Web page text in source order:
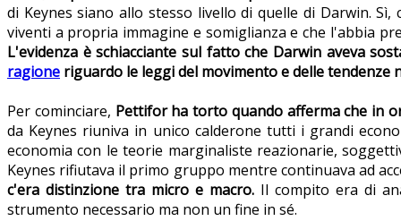
di Keynes siano allo stesso livello di quelle di Darwin.
viventi a propria immagine e somiglianza e che l'abbia
L'evidenza è schiacciante sul fatto che Darwin aveva
ragione riguardo le leggi del movimento e delle tendenze
Per cominciare, Pettifor ha torto quando afferma che in
da Keynes riuniva in unico calderone tutti i grandi
economia con le teorie marginaliste reazionarie,
Keynes rifiutava il primo gruppo mentre continuava ad
c'era distinzione tra micro e macro. Il compito era di
strumento necessario ma non un fine in sé.